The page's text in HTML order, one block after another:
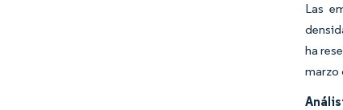
Las
ha
marzo